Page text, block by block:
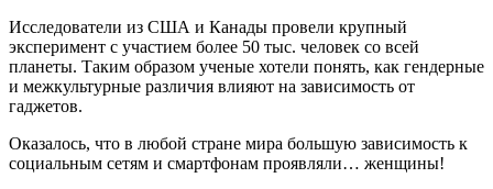
Исследователи из США и Канады провели крупный
эксперимент с участием более 50 тыс. человек со всей
планеты. Таким образом ученые хотели понять, как гендерные
и межкультурные различия влияют на зависимость от
гаджетов.
Оказалось, что в любой стране мира большую зависимость к
социальным сетям и смартфонам проявляли… женщины!